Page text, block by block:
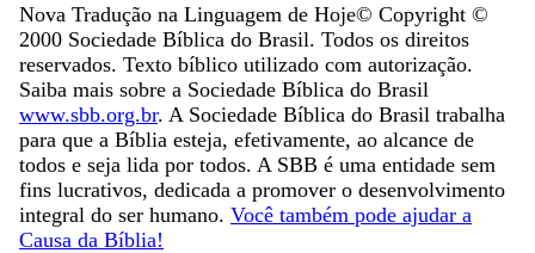
Nova Tradução na Linguagem de Hoje© Copyright ©
2000 Sociedade Bíblica do Brasil. Todos os direitos
reservados. Texto bíblico utilizado com autorização.
Saiba mais sobre a Sociedade Bíblica do Brasil
www.sbb.org.br. A Sociedade Bíblica do Brasil trabalha
para que a Bíblia esteja, efetivamente, ao alcance de
todos e seja lida por todos. A SBB é uma entidade sem
fins lucrativos, dedicada a promover o desenvolvimento
integral do ser humano. Você também pode ajudar a
Causa da Bíblia!